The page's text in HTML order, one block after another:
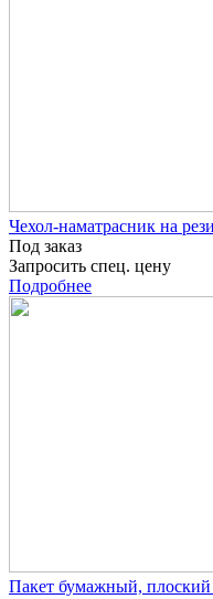
Чехол-наматрасник на
Под заказ
Запросить спец. цену
Подробнее
Пакет бумажный,